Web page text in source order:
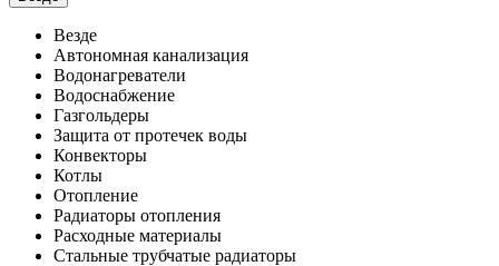
Везде
Автономная канализация
Водонагреватели
Водоснабжение
Газгольдеры
Защита от протечек воды
Конвекторы
Котлы
Отопление
Радиаторы отопления
Расходные материалы
Стальные трубчатые радиаторы